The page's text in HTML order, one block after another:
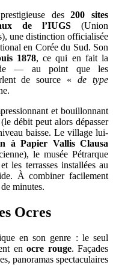
des200 sites
de l’IUGS (Union
une distinction officialisée
en Corée du Sud. Son
1878, ce qui en fait la
— au point que les
de source «de type
et bouillonnant
débit peut alors dépasser
baisse. Le village lui-
à Papier Vallis Clausa
le musée Pétrarque
les terrasses installées au
À combiner facilement
minutes.
Ocres
en son genre : le seul
en ocre rouge. Façades
panoramas spectaculaires